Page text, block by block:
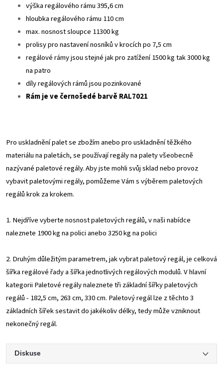
výška regálového rámu 395,6 cm
hloubka regálového rámu 110 cm
max. nosnost sloupce 11300 kg
prolisy pro nastavení nosníků v krocích po 7,5 cm
regálové rámy jsou stejné jak pro zatížení 1500 kg tak 3000 kg
na patro
díly regálových rámů jsou pozinkované
Rám je ve černošedé barvě RAL7021
Pro uskladnění palet se zbožím anebo pro uskladnění těžkého
materiálu na paletách, se používají regály na palety všeobecně
nazývané paletové regály. Aby jste mohli svůj sklad nebo provoz
vybavit paletovými regály, pomůžeme Vám s výběrem paletových
regálů krok za krokem.
1. Nejdříve vyberte nosnost paletových regálů, v naši nabídce
naleznete 1900 kg na polici anebo 3250 kg na polici
2. Druhým důležitým parametrem, jak vybrat paletový regál, je celková
šířka regálové řady a šířka jednotlivých regálových modulů. V hlavní
kategorii Paletové regály naleznete tři základní šířky paletových
regálů - 182,5 cm, 263 cm, 330 cm. Paletový regál lze z těchto 3
základních šířek sestavit do jakékoliv délky, tedy může vzniknout
nekonečný regál.
Diskuse